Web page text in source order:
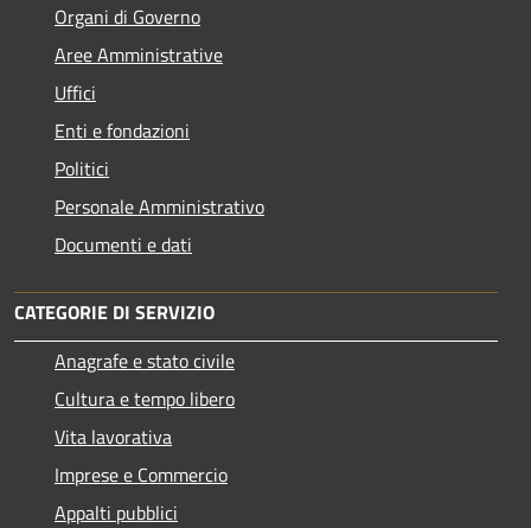
Organi di Governo
Aree Amministrative
Uffici
Enti e fondazioni
Politici
Personale Amministrativo
Documenti e dati
CATEGORIE DI SERVIZIO
Anagrafe e stato civile
Cultura e tempo libero
Vita lavorativa
Imprese e Commercio
Appalti pubblici